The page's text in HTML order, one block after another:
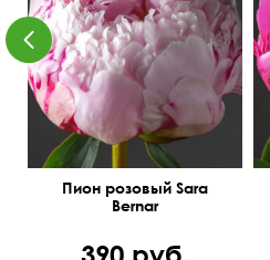
Поштучно
Пион розовый Sara
Bernar
390 руб.